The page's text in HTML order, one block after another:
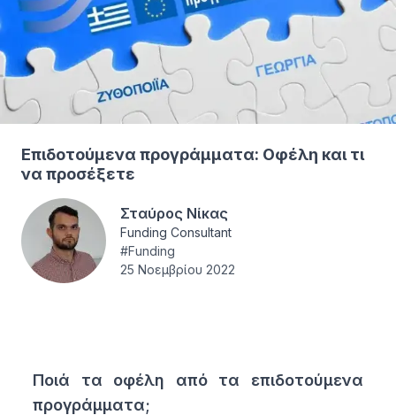
Επιδοτούμενα προγράμματα: Οφέλη και τι
να προσέξετε
Σταύρος Νίκας
Funding Consultant
#Funding
25 Νοεμβρίου 2022
Ποιά τα οφέλη από τα επιδοτούμενα
προγράμματα;